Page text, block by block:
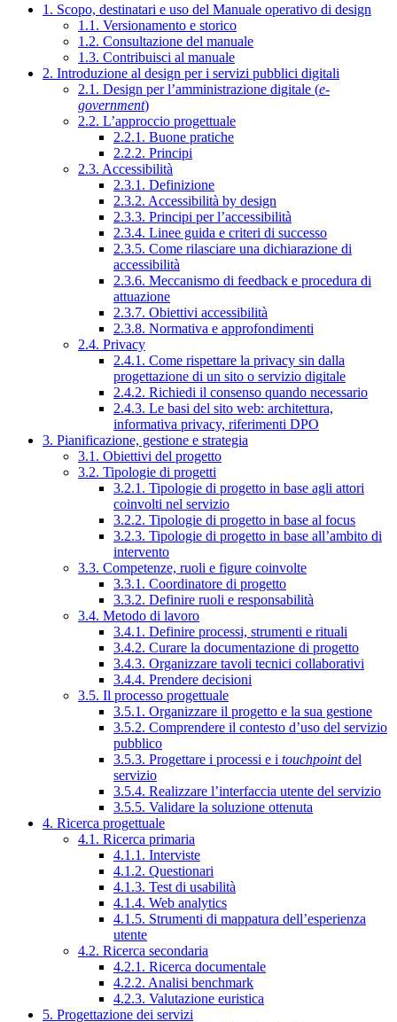
1. Scopo, destinatari e uso del Manuale operativo di design
1.1. Versionamento e storico
1.2. Consultazione del manuale
1.3. Contribuisci al manuale
2. Introduzione al design per i servizi pubblici digitali
2.1. Design per l’amministrazione digitale (e-
government)
2.2. L’approccio progettuale
2.2.1. Buone pratiche
2.2.2. Principi
2.3. Accessibilità
2.3.1. Definizione
2.3.2. Accessibilità by design
2.3.3. Principi per l’accessibilità
2.3.4. Linee guida e criteri di successo
2.3.5. Come rilasciare una dichiarazione di
accessibilità
2.3.6. Meccanismo di feedback e procedura di
attuazione
2.3.7. Obiettivi accessibilità
2.3.8. Normativa e approfondimenti
2.4. Privacy
2.4.1. Come rispettare la privacy sin dalla
progettazione di un sito o servizio digitale
2.4.2. Richiedi il consenso quando necessario
2.4.3. Le basi del sito web: architettura,
informativa privacy, riferimenti DPO
3. Pianificazione, gestione e strategia
3.1. Obiettivi del progetto
3.2. Tipologie di progetti
3.2.1. Tipologie di progetto in base agli attori
coinvolti nel servizio
3.2.2. Tipologie di progetto in base al focus
3.2.3. Tipologie di progetto in base all’ambito di
intervento
3.3. Competenze, ruoli e figure coinvolte
3.3.1. Coordinatore di progetto
3.3.2. Definire ruoli e responsabilità
3.4. Metodo di lavoro
3.4.1. Definire processi, strumenti e rituali
3.4.2. Curare la documentazione di progetto
3.4.3. Organizzare tavoli tecnici collaborativi
3.4.4. Prendere decisioni
3.5. Il processo progettuale
3.5.1. Organizzare il progetto e la sua gestione
3.5.2. Comprendere il contesto d’uso del servizio
pubblico
3.5.3. Progettare i processi e i touchpointdel
servizio
3.5.4. Realizzare l’interfaccia utente del servizio
3.5.5. Validare la soluzione ottenuta
4. Ricerca progettuale
4.1. Ricerca primaria
4.1.1. Interviste
4.1.2. Questionari
4.1.3. Test di usabilità
4.1.4. Web analytics
4.1.5. Strumenti di mappatura dell’esperienza
utente
4.2. Ricerca secondaria
4.2.1. Ricerca documentale
4.2.2. Analisi benchmark
4.2.3. Valutazione euristica
5. Progettazione dei servizi